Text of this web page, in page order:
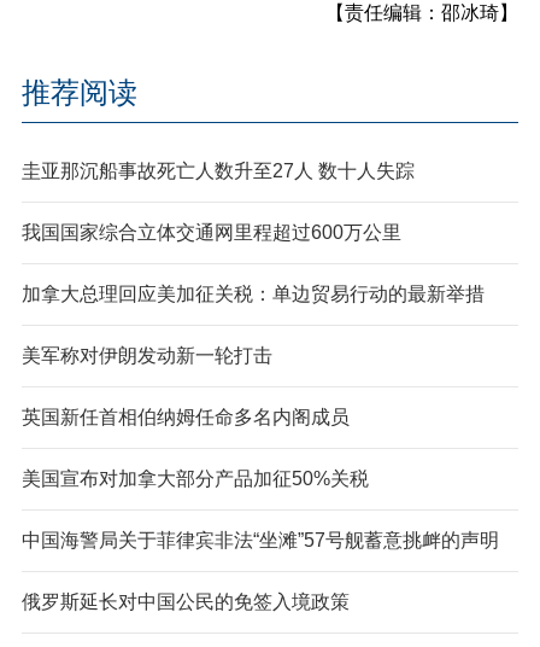
【责任编辑：邵冰琦】
推荐阅读
圭亚那沉船事故死亡人数升至27人 数十人失踪
我国国家综合立体交通网里程超过600万公里
加拿大总理回应美加征关税：单边贸易行动的最新举措
美军称对伊朗发动新一轮打击
英国新任首相伯纳姆任命多名内阁成员
美国宣布对加拿大部分产品加征50%关税
中国海警局关于菲律宾非法“坐滩”57号舰蓄意挑衅的声明
俄罗斯延长对中国公民的免签入境政策